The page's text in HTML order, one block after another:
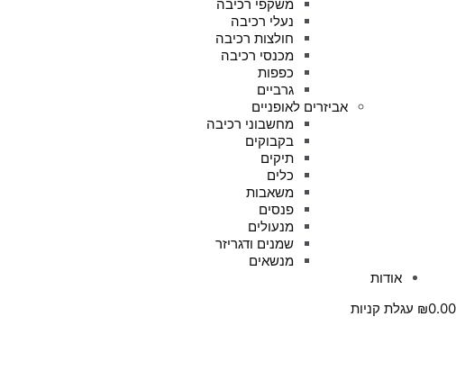
משקפי רכיבה
נעלי רכיבה
חולצות רכיבה
מכנסי רכיבה
כפפות
גרביים
אביזרים לאופניים
מחשבוני רכיבה
בקבוקים
תיקים
כלים
משאבות
פנסים
מנעולים
שמנים ודגריזר
מנשאים
אודות
₪0.00 עגלת קניות